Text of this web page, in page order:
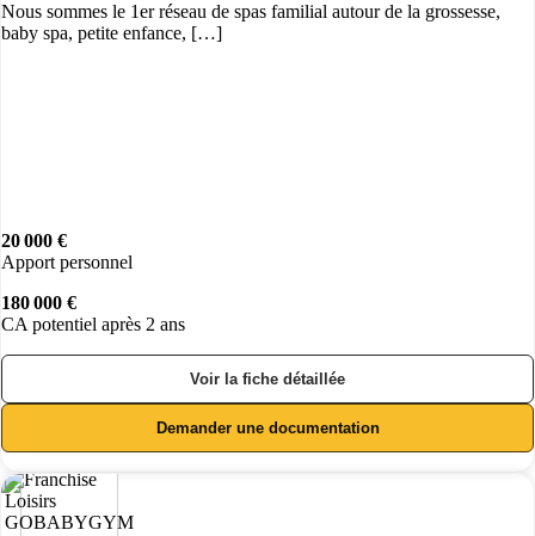
Nous sommes le 1er réseau de spas familial autour de la grossesse,
baby spa, petite enfance, […]
20 000 €
Apport personnel
180 000 €
CA potentiel après 2 ans
Voir la fiche détaillée
Demander une documentation